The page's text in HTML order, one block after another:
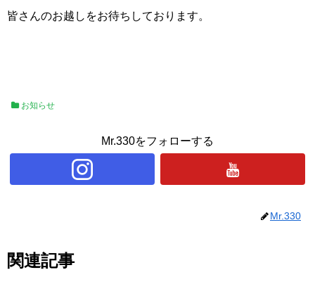
皆さんのお越しをお待ちしております。
お知らせ
Mr.330をフォローする
Mr.330
関連記事